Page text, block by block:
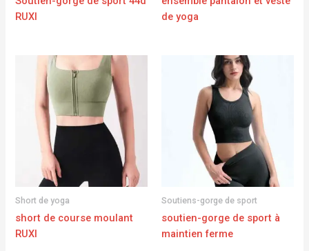
RUXI
de yoga
Short de yoga
short de course moulant
RUXI
Soutiens-gorge de sport
soutien-gorge de sport à
maintien ferme